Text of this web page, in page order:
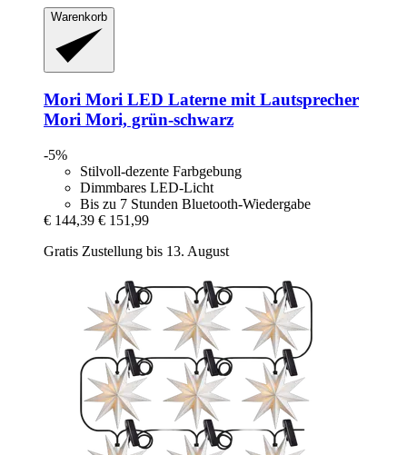
Warenkorb
Mori Mori LED Laterne mit Lautsprecher
Mori Mori, grün-​schwarz
-5%
Stilvoll-dezente Farbgebung
Dimmbares LED-Licht
Bis zu 7 Stunden Bluetooth-Wiedergabe
€ 144,39 € 151,99
Gratis Zustellung bis 13. August